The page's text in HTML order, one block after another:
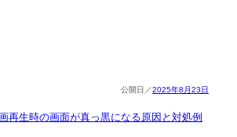
2025年8月23日
再生時の画面が真っ黒になる原因と対処例